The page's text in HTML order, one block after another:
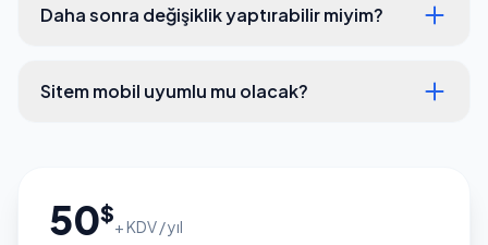
Daha sonra değişiklik yaptırabilir miyim?
Sitem mobil uyumlu mu olacak?
50$+ KDV / yıl